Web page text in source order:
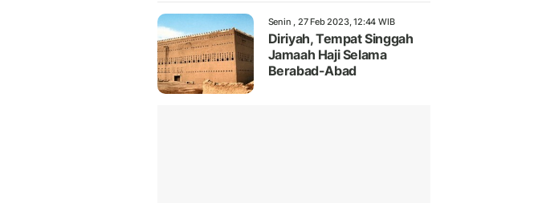
Senin , 27 Feb 2023, 12:44 WIB
Diriyah, Tempat Singgah
Jamaah Haji Selama
Berabad-Abad